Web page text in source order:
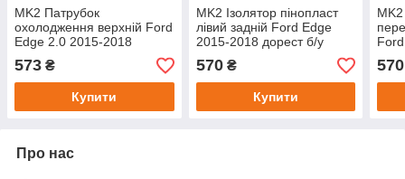
MK2 Патрубок
охолодження верхній Ford
Edge 2.0 2015-2018
дорест б/у оригінал F2GZ-
8260-F
573 ₴
Купити
MK2 Ізолятор пінопласт
лівий задній Ford Edge
2015-2018 дорест б/у
оригінал FT4BR111D09AB
570₴
Купити
570
Про нас